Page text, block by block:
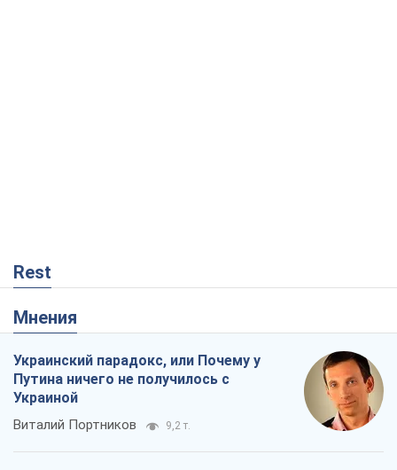
Rest
Мнения
Украинский парадокс, или Почему у
Путина ничего не получилось с
Украиной
Виталий Портников 9,2 т.